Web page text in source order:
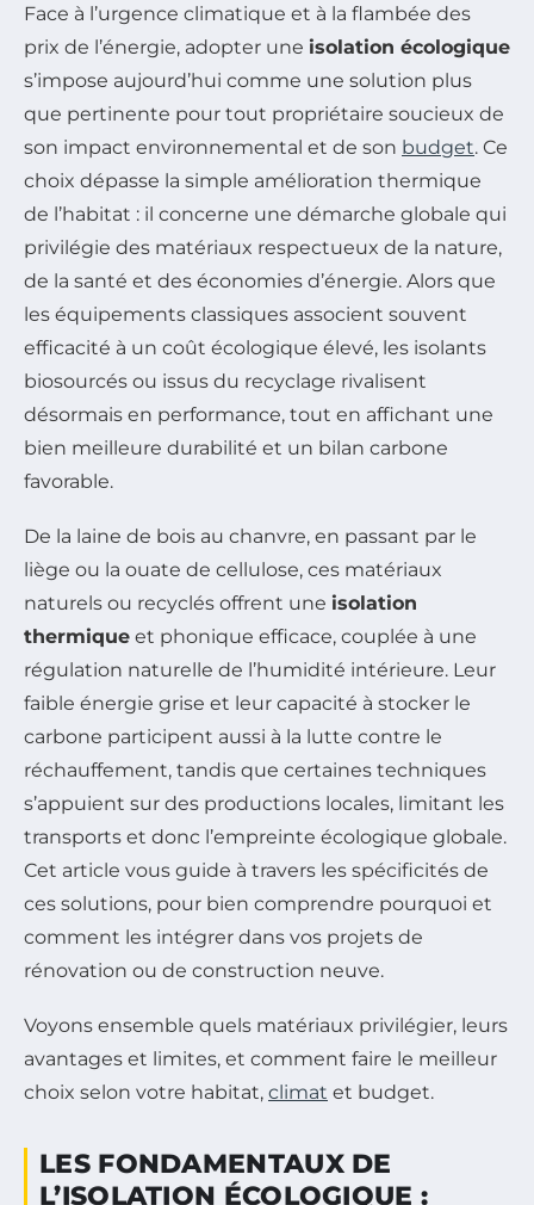
Face à l’urgence climatique et à la flambée des
prix de l’énergie, adopter une isolation écologique
s’impose aujourd’hui comme une solution plus
que pertinente pour tout propriétaire soucieux de
son impact environnemental et de son budget. Ce
choix dépasse la simple amélioration thermique
de l’habitat : il concerne une démarche globale qui
privilégie des matériaux respectueux de la nature,
de la santé et des économies d’énergie. Alors que
les équipements classiques associent souvent
efficacité à un coût écologique élevé, les isolants
biosourcés ou issus du recyclage rivalisent
désormais en performance, tout en affichant une
bien meilleure durabilité et un bilan carbone
favorable.
De la laine de bois au chanvre, en passant par le
liège ou la ouate de cellulose, ces matériaux
naturels ou recyclés offrent une isolation
thermique et phonique efficace, couplée à une
régulation naturelle de l’humidité intérieure. Leur
faible énergie grise et leur capacité à stocker le
carbone participent aussi à la lutte contre le
réchauffement, tandis que certaines techniques
s’appuient sur des productions locales, limitant les
transports et donc l’empreinte écologique globale.
Cet article vous guide à travers les spécificités de
ces solutions, pour bien comprendre pourquoi et
comment les intégrer dans vos projets de
rénovation ou de construction neuve.
Voyons ensemble quels matériaux privilégier, leurs
avantages et limites, et comment faire le meilleur
choix selon votre habitat, climat et budget.
LES FONDAMENTAUX DE
L’ISOLATION ÉCOLOGIQUE :